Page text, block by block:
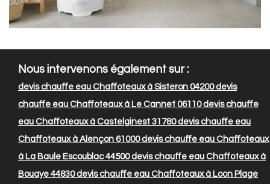
Nous intervenons également sur :
devis chauffe eau Chaffoteaux à Sisteron 04200devis
chauffe eau Chaffoteaux à Le Cannet 06110devis chauffe
eau Chaffoteaux à Castelginest 31780devis chauffe eau
Chaffoteaux à Alençon 61000devis chauffe eau Chaffoteaux
à La Baule Escoublac 44500devis chauffe eau Chaffoteaux à
Bouaye 44830devis chauffe eau Chaffoteaux à Loon Plage